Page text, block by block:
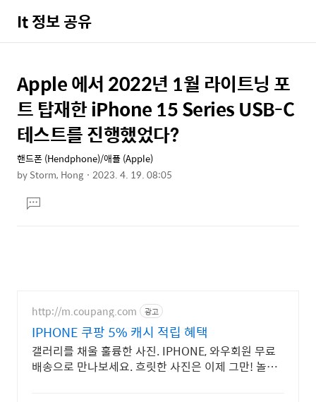
It 정보 공유
상
세
컨
텐
츠
본
문
제
목
Apple 에서 2022년 1월 라이트닝 포
트 탑재한 iPhone 15 Series USB-C
테스트를 진행했었다?
핸드폰 (Hendphone)/애플 (Apple)
byStorm, Hong 2023. 4. 19. 08:05
문댓
글
http://m.coupang.com 광고
IPHONE 쿠팡 5% 캐시 적립 혜택
갤러리를 채울 훌륭한 사진. IPHONE, 와우회원 무료
배송으로 만나보세요. 흐릿한 사진은 이제 그만! 놀라